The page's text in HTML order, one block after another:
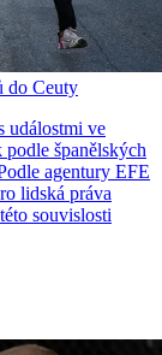
do Ceuty
událostmi ve
španělských
agentury EFE
lidská práva
souvislosti